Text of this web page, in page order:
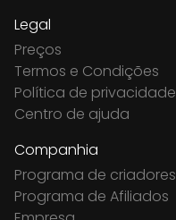
Legal
Preços
Termos e Condições
Política de privacidade
Centro de ajuda
Companhia
Programa de criadores
Programa de Afiliados